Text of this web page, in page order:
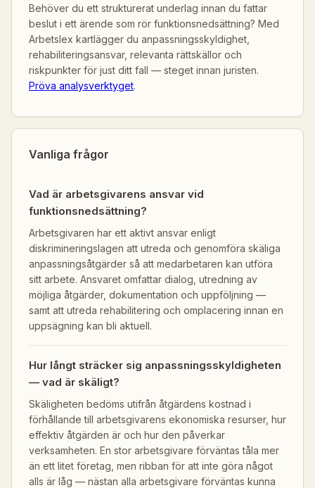
Behöver du ett strukturerat underlag innan du fattar
beslut i ett ärende som rör funktionsnedsättning? Med
Arbetslex kartlägger du anpassningsskyldighet,
rehabiliteringsansvar, relevanta rättskällor och
riskpunkter för just ditt fall — steget innan juristen.
Pröva analysverktyget.
Vanliga frågor
Vad är arbetsgivarens ansvar vid
funktionsnedsättning?
Arbetsgivaren har ett aktivt ansvar enligt
diskrimineringslagen att utreda och genomföra skäliga
anpassningsåtgärder så att medarbetaren kan utföra
sitt arbete. Ansvaret omfattar dialog, utredning av
möjliga åtgärder, dokumentation och uppföljning —
samt att utreda rehabilitering och omplacering innan en
uppsägning kan bli aktuell.
Hur långt sträcker sig anpassningsskyldigheten
— vad är skäligt?
Skäligheten bedöms utifrån åtgärdens kostnad i
förhållande till arbetsgivarens ekonomiska resurser, hur
effektiv åtgärden är och hur den påverkar
verksamheten. En stor arbetsgivare förväntas tåla mer
än ett litet företag, men ribban för att inte göra något
alls är låg — nästan alla arbetsgivare förväntas kunna